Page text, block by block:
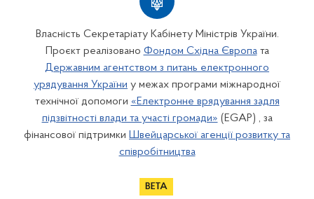
Власність Секретаріату Кабінету Міністрів України.
Проєкт реалізовано Фондом Східна Європата
Державним агентством з питань електронного
урядування України у межах програми міжнародної
технічної допомоги «Електронне врядування задля
підзвітності влади та участі громади» (EGAP) , за
фінансової підтримки Швейцарської агенції розвитку та
співробітництва